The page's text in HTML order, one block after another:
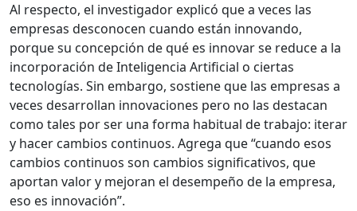
Al respecto, el investigador explicó que a veces las
empresas desconocen cuando están innovando,
porque su concepción de qué es innovar se reduce a la
incorporación de Inteligencia Artificial o ciertas
tecnologías. Sin embargo, sostiene que las empresas a
veces desarrollan innovaciones pero no las destacan
como tales por ser una forma habitual de trabajo: iterar
y hacer cambios continuos. Agrega que “cuando esos
cambios continuos son cambios significativos, que
aportan valor y mejoran el desempeño de la empresa,
eso es innovación”.